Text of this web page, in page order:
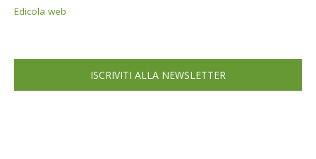
Edicola web
ISCRIVITI ALLA NEWSLETTER